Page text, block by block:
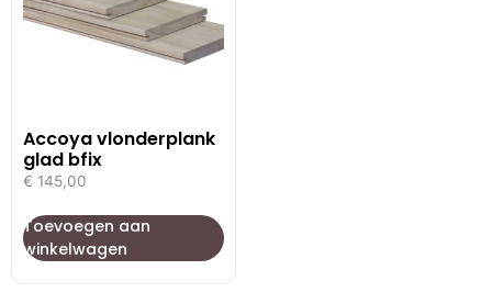
Accoya vlonderplank
glad bfix
€ 145,00
Toevoegen aan
winkelwagen